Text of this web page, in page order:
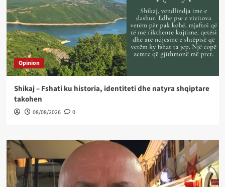
Opinion
Shikaj – Fshati ku historia, identiteti dhe natyra shqiptare
takohen
08/08/2026 0